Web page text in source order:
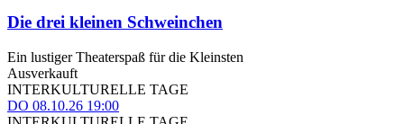
Die drei kleinen Schweinchen
Ein lustiger Theaterspaß für die Kleinsten
Ausverkauft
INTERKULTURELLE TAGE
DO 08.10.26 19:00